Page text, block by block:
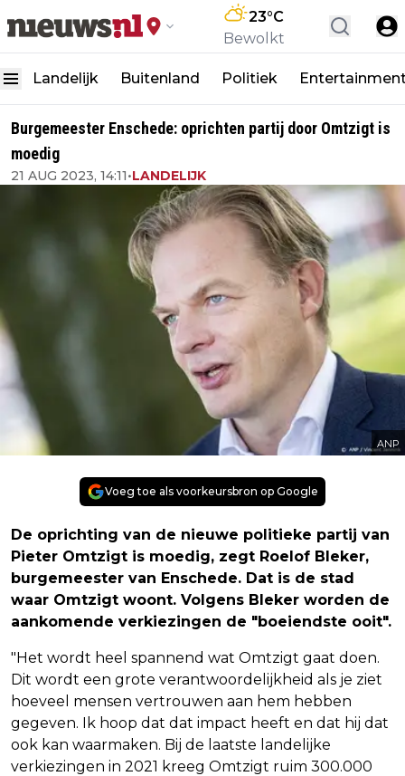
23°C
Bewolkt
Landelijk Buitenland Politiek
Burgemeester Enschede: oprichten partij door Omtzigt is
moedig
21 AUG 2023, 14:11•LANDELIJK
ANP
Voeg toe als voorkeursbron op Google
De oprichting van de nieuwe politieke partij van
Pieter Omtzigt is moedig, zegt Roelof Bleker,
burgemeester van Enschede. Dat is de stad
waar Omtzigt woont. Volgens Bleker worden de
aankomende verkiezingen de "boeiendste ooit".
"Het wordt heel spannend wat Omtzigt gaat doen.
Dit wordt een grote verantwoordelijkheid als je ziet
hoeveel mensen vertrouwen aan hem hebben
gegeven. Ik hoop dat dat impact heeft en dat hij dat
ook kan waarmaken. Bij de laatste landelijke
verkiezingen in 2021 kreeg Omtzigt ruim 300.000